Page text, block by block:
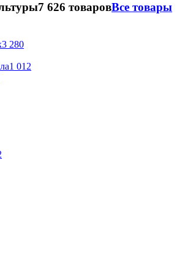
7 626 товаровВсе товары
3 280
1 012